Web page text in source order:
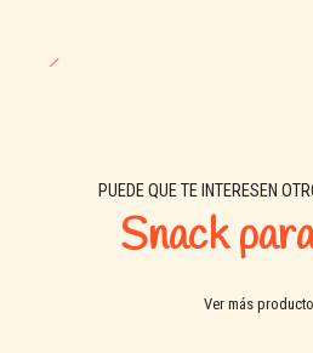
PUEDE QUE TE INTERESEN
Snack
Ver más